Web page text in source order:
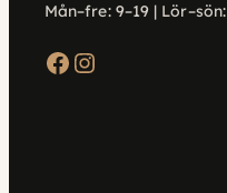
Mån–fre: 9–19 |
Facebook Instagram